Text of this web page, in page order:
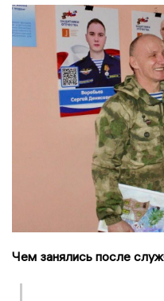
Чем занялись после